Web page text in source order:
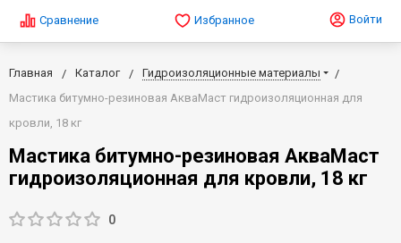
Сравнение Избранное Войти
Главная Каталог
Гидроизоляционные материалы
Мастика битумно-резиновая АкваМаст гидроизоляционная для
кровли, 18 кг
Мастика битумно-резиновая АкваМаст
гидроизоляционная для кровли, 18 кг
0